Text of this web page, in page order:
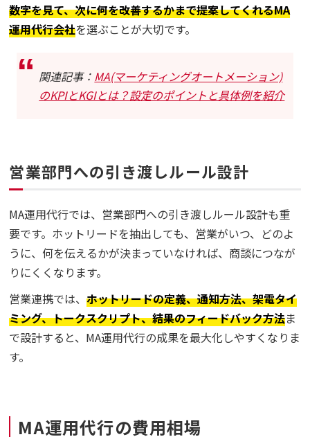
数字を見て、次に何を改善するかまで提案してくれるMA
運用代行会社を選ぶことが大切です。
関連記事： MA(マーケティングオートメーション)
のKPIとKGIとは？設定のポイントと具体例を紹介
営業部門への引き渡しルール設計
MA運用代行では、営業部門への引き渡しルール設計も重
要です。ホットリードを抽出しても、営業がいつ、どのよ
うに、何を伝えるかが決まっていなければ、商談につなが
りにくくなります。
営業連携では、ホットリードの定義、通知方法、架電タイ
ミング、トークスクリプト、結果のフィードバック方法ま
で設計すると、MA運用代行の成果を最大化しやすくなりま
す。
MA運用代行の費用相場